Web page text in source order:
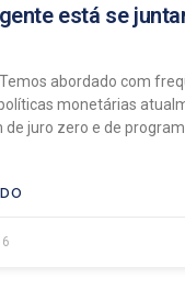
está se
abordado com
monetárias
de juro zero e de